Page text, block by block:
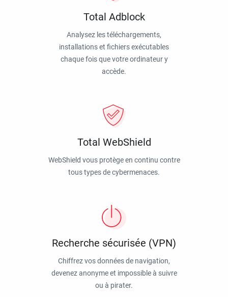
Total Adblock
Analysez les téléchargements,
installations et fichiers exécutables
chaque fois que votre ordinateur y
accède.
Total WebShield
WebShield vous protège en continu contre
tous types de cybermenaces.
Recherche sécurisée (VPN)
Chiffrez vos données de navigation,
devenez anonyme et impossible à suivre
ou à pirater.